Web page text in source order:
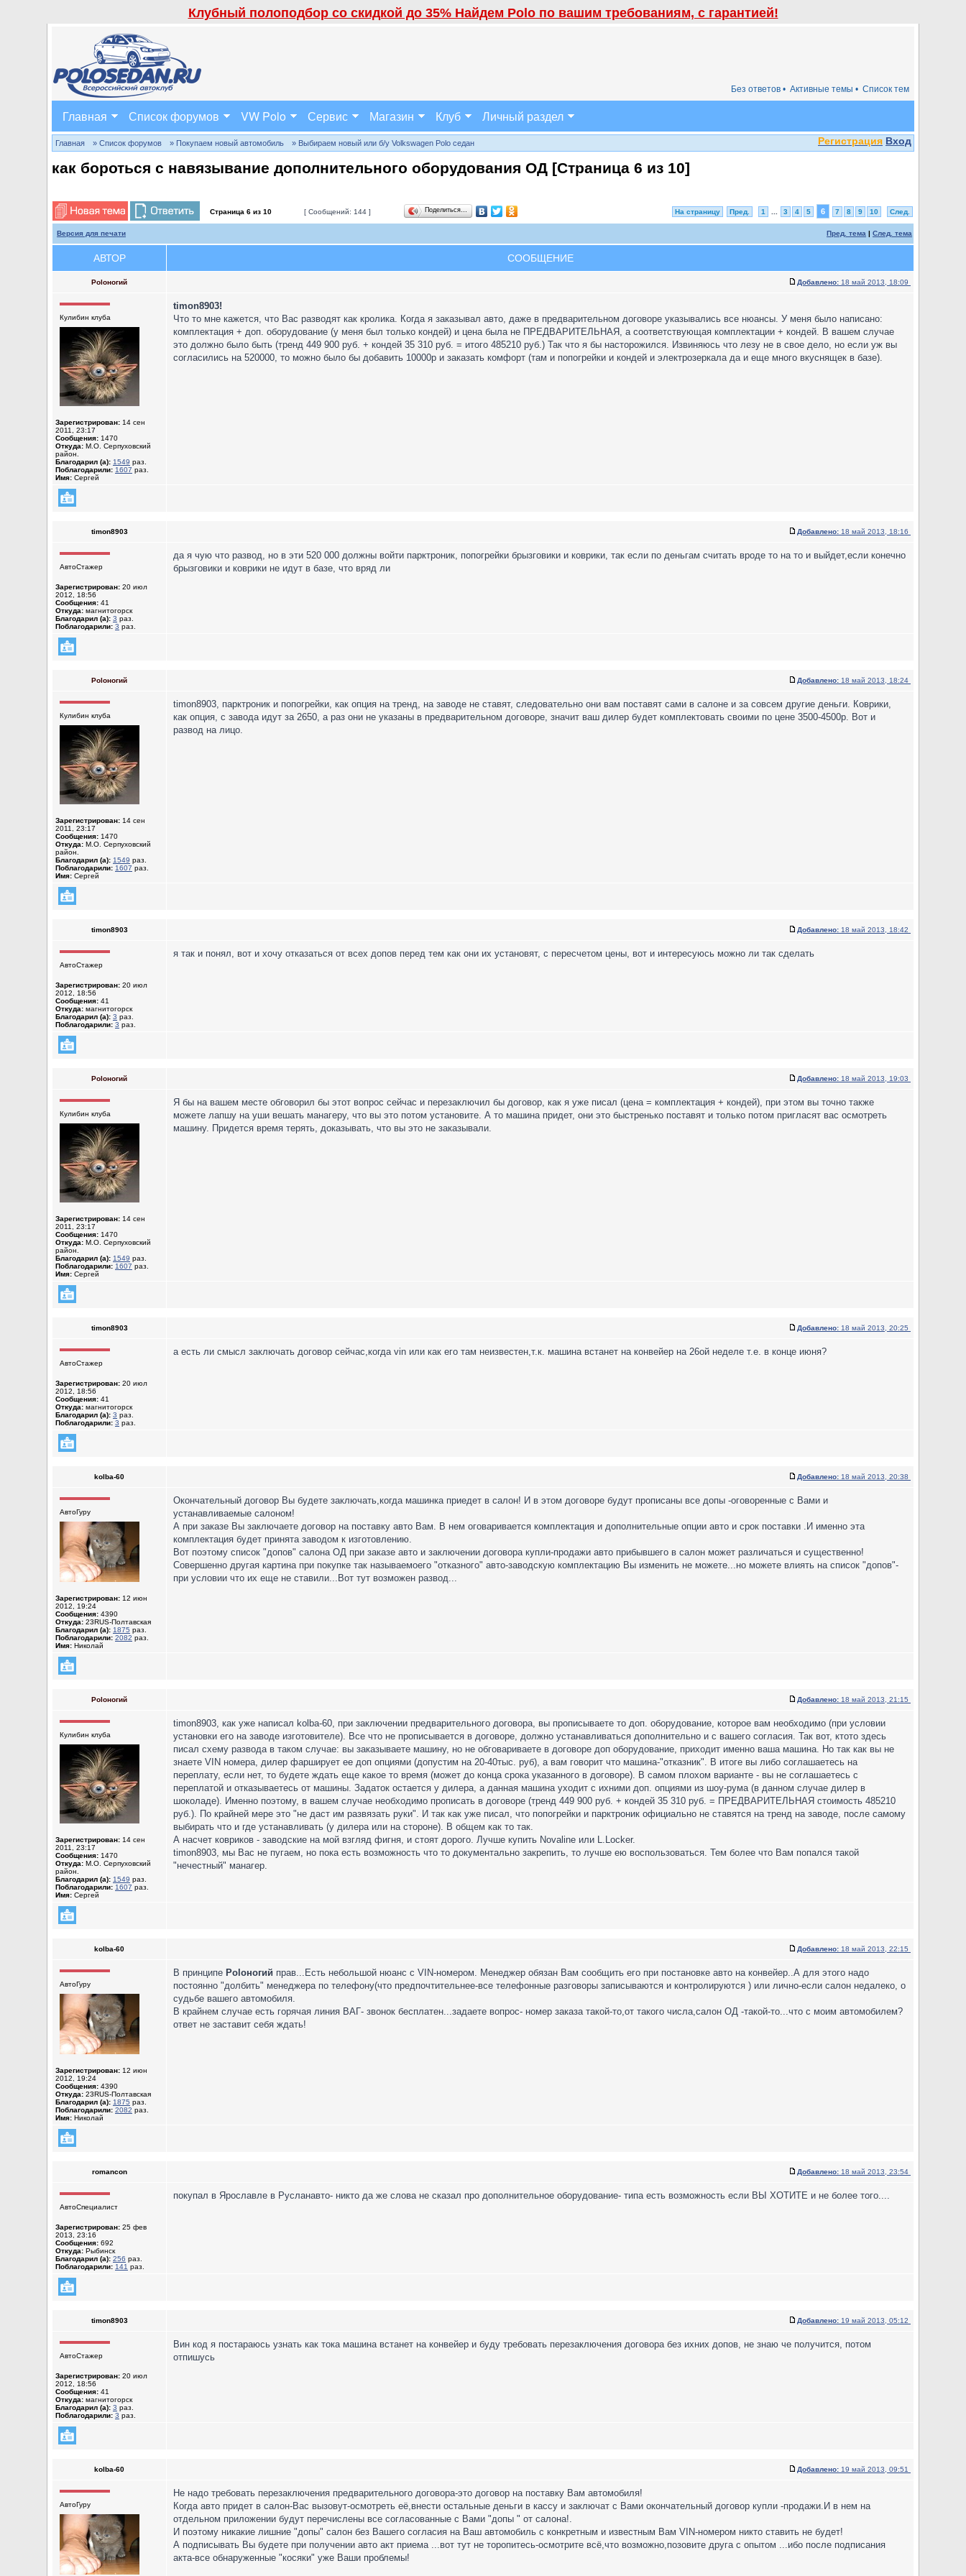
Клубный полоподбор со скидкой до 35% Найдем Polo по вашим требованиям, с гарантией!
Список тем
Активные темы •
Без ответов •
Главная Список форумов VW Polo Сервис Магазин Клуб Личный раздел
Регистрация Вход
Главная » Список форумов » Покупаем новый автомобиль » Выбираем новый или б/у Volkswagen Polo седан
как бороться с навязывание дополнительного оборудования ОД [Страница 6 из 10]
Страница 6 из 10 [ Сообщений: 144 ] Поделиться… На страницу Пред. 1 3 4 5 6 7 8 9 10 След.
Версия для печати Пред. тема | След. тема
АВТОР СООБЩЕНИЕ
Poloногий Добавлено: 18 май 2013, 18:09
Кулибин клуба
Зарегистрирован: 14 сен
2011, 23:17
Сообщения: 1470
Откуда: М.О. Серпуховский
район.
Благодарил (а): 1549 раз.
Поблагодарили: 1607 раз.
Имя: Сергей
timon8903!
Что то мне кажется, что Вас разводят как кролика. Когда я заказывал авто, даже в предварительном договоре указывались все нюансы. У меня было написано:
комплектация + доп. оборудование (у меня был только кондей) и цена была не ПРЕДВАРИТЕЛЬНАЯ, а соответствующая комплектации + кондей. В вашем случае
это должно было быть (тренд 449 900 руб. + кондей 35 310 руб. = итого 485210 руб.) Так что я бы насторожился. Извиняюсь что лезу не в свое дело, но если уж вы
согласились на 520000, то можно было бы добавить 10000р и заказать комфорт (там и попогрейки и кондей и электрозеркала да и еще много вкуснящек в базе).
timon8903 Добавлено: 18 май 2013, 18:16
АвтоСтажер
Зарегистрирован: 20 июл
2012, 18:56
Сообщения: 41
Откуда: магнитогорск
Благодарил (а): 3 раз.
Поблагодарили: 3 раз.
да я чую что развод, но в эти 520 000 должны войти парктроник, попогрейки брызговики и коврики, так если по деньгам считать вроде то на то и выйдет,если конечно
брызговики и коврики не идут в базе, что вряд ли
Poloногий Добавлено: 18 май 2013, 18:24
Кулибин клуба
Зарегистрирован: 14 сен
2011, 23:17
Сообщения: 1470
Откуда: М.О. Серпуховский
район.
Благодарил (а): 1549 раз.
Поблагодарили: 1607 раз.
Имя: Сергей
timon8903, парктроник и попогрейки, как опция на тренд, на заводе не ставят, следовательно они вам поставят сами в салоне и за совсем другие деньги. Коврики,
как опция, с завода идут за 2650, а раз они не указаны в предварительном договоре, значит ваш дилер будет комплектовать своими по цене 3500-4500р. Вот и
развод на лицо.
timon8903 Добавлено: 18 май 2013, 18:42
АвтоСтажер
Зарегистрирован: 20 июл
2012, 18:56
Сообщения: 41
Откуда: магнитогорск
Благодарил (а): 3 раз.
Поблагодарили: 3 раз.
я так и понял, вот и хочу отказаться от всех допов перед тем как они их установят, с пересчетом цены, вот и интересуюсь можно ли так сделать
Poloногий Добавлено: 18 май 2013, 19:03
Кулибин клуба
Зарегистрирован: 14 сен
2011, 23:17
Сообщения: 1470
Откуда: М.О. Серпуховский
район.
Благодарил (а): 1549 раз.
Поблагодарили: 1607 раз.
Имя: Сергей
Я бы на вашем месте обговорил бы этот вопрос сейчас и перезаключил бы договор, как я уже писал (цена = комплектация + кондей), при этом вы точно также
можете лапшу на уши вешать манагеру, что вы это потом установите. А то машина придет, они это быстренько поставят и только потом пригласят вас осмотреть
машину. Придется время терять, доказывать, что вы это не заказывали.
timon8903 Добавлено: 18 май 2013, 20:25
АвтоСтажер
Зарегистрирован: 20 июл
2012, 18:56
Сообщения: 41
Откуда: магнитогорск
Благодарил (а): 3 раз.
Поблагодарили: 3 раз.
а есть ли смысл заключать договор сейчас,когда vin или как его там неизвестен,т.к. машина встанет на конвейер на 26ой неделе т.е. в конце июня?
kolba-60 Добавлено: 18 май 2013, 20:38
АвтоГуру
Зарегистрирован: 12 июн
2012, 19:24
Сообщения: 4390
Откуда: 23RUS-Полтавская
Благодарил (а): 1875 раз.
Поблагодарили: 2082 раз.
Имя: Николай
Окончательный договор Вы будете заключать,когда машинка приедет в салон! И в этом договоре будут прописаны все допы -оговоренные с Вами и
устанавливаемые салоном!
А при заказе Вы заключаете договор на поставку авто Вам. В нем оговаривается комплектация и дополнительные опции авто и срок поставки .И именно эта
комплектация будет принята заводом к изготовлению.
Вот поэтому список "допов" салона ОД при заказе авто и заключении договора купли-продажи авто прибывшего в салон может различаться и существенно!
Совершенно другая картина при покупке так называемоего "отказного" авто-заводскую комплектацию Вы изменить не можете...но можете влиять на список "допов"-
при условии что их еще не ставили...Вот тут возможен развод...
Poloногий Добавлено: 18 май 2013, 21:15
Кулибин клуба
Зарегистрирован: 14 сен
2011, 23:17
Сообщения: 1470
Откуда: М.О. Серпуховский
район.
Благодарил (а): 1549 раз.
Поблагодарили: 1607 раз.
Имя: Сергей
timon8903, как уже написал kolba-60, при заключении предварительного договора, вы прописываете то доп. оборудование, которое вам необходимо (при условии
установки его на заводе изготовителе). Все что не прописывается в договоре, должно устанавливаться дополнительно и с вашего согласия. Так вот, ктото здесь
писал схему развода в таком случае: вы заказываете машину, но не обговариваете в договоре доп оборудование, приходит именно ваша машина. Но так как вы не
знаете VIN номера, дилер фарширует ее доп опциями (допустим на 20-40тыс. руб), а вам говорит что машина-"отказник". В итоге вы либо соглашаетесь на
переплату, если нет, то будете ждать еще какое то время (может до конца срока указанного в договоре). В самом плохом варианте - вы не соглашаетесь с
переплатой и отказываетесь от машины. Задаток остается у дилера, а данная машина уходит с ихними доп. опциями из шоу-рума (в данном случае дилер в
шоколаде). Именно поэтому, в вашем случае необходимо прописать в договоре (тренд 449 900 руб. + кондей 35 310 руб. = ПРЕДВАРИТЕЛЬНАЯ стоимость 485210
руб.). По крайней мере это "не даст им развязать руки". И так как уже писал, что попогрейки и парктроник официально не ставятся на тренд на заводе, после самому
выбирать что и где устанавливать (у дилера или на стороне). В общем как то так.
А насчет ковриков - заводские на мой взгляд фигня, и стоят дорого. Лучше купить Novaline или L.Locker.
timon8903, мы Вас не пугаем, но пока есть возможность что то документально закрепить, то лучше ею воспользоваться. Тем более что Вам попался такой
"нечестный" манагер.
kolba-60 Добавлено: 18 май 2013, 22:15
АвтоГуру
Зарегистрирован: 12 июн
2012, 19:24
Сообщения: 4390
Откуда: 23RUS-Полтавская
Благодарил (а): 1875 раз.
Поблагодарили: 2082 раз.
Имя: Николай
В принципе Poloногий прав...Есть небольшой нюанс с VIN-номером. Менеджер обязан Вам сообщить его при постановке авто на конвейер..А для этого надо
постоянно "долбить" менеджера по телефону(что предпочтительнее-все телефонные разговоры записываются и контролируются ) или лично-если салон недалеко, о
судьбе вашего автомобиля.
В крайнем случае есть горячая линия ВАГ- звонок бесплатен...задаете вопрос- номер заказа такой-то,от такого числа,салон ОД -такой-то...что с моим автомобилем?
ответ не заставит себя ждать!
romancon Добавлено: 18 май 2013, 23:54
АвтоСпециалист
Зарегистрирован: 25 фев
2013, 23:16
Сообщения: 692
Откуда: Рыбинск
Благодарил (а): 256 раз.
Поблагодарили: 141 раз.
покупал в Ярославле в Русланавто- никто да же слова не сказал про дополнительное оборудование- типа есть возможность если ВЫ ХОТИТЕ и не более того....
timon8903 Добавлено: 19 май 2013, 05:12
АвтоСтажер
Зарегистрирован: 20 июл
2012, 18:56
Сообщения: 41
Откуда: магнитогорск
Благодарил (а): 3 раз.
Поблагодарили: 3 раз.
Вин код я постараюсь узнать как тока машина встанет на конвейер и буду требовать перезаключения договора без ихних допов, не знаю че получится, потом
отпишусь
kolba-60 Добавлено: 19 май 2013, 09:51
АвтоГуру
Не надо требовать перезаключения предварительного договора-это договор на поставку Вам автомобиля!
Когда авто придет в салон-Вас вызовут-осмотреть её,внести остальные деньги в кассу и заключат с Вами окончательный договор купли -продажи.И в нем на
отдельном приложении будут перечислены все согласованные с Вами "допы " от салона!.
И поэтому никакие лишние "допы" салон без Вашего согласия на Ваш автомобиль с конкретным и известным Вам VIN-номером никто ставить не будет!
А подписывать Вы будете при получении авто акт приема ...вот тут не торопитесь-осмотрите всё,что возможно,позовите друга с опытом ...ибо после подписания
акта-все обнаруженные "косяки" уже Ваши проблемы!